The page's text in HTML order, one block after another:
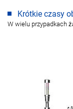
Krótkie czasy
W wielu przypadkach